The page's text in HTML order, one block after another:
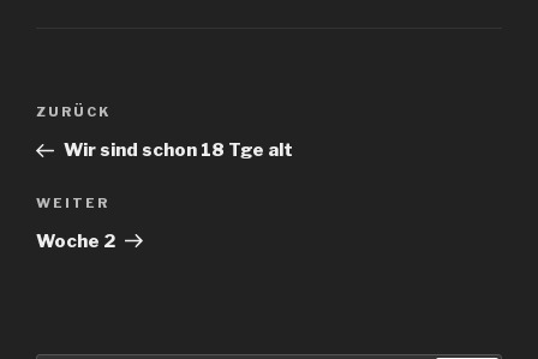
Beitragsnavigation
Vorheriger
Beitrag
ZURÜCK
Wir sind schon 18 Tge alt
Nächster
Beitrag
WEITER
Woche 2